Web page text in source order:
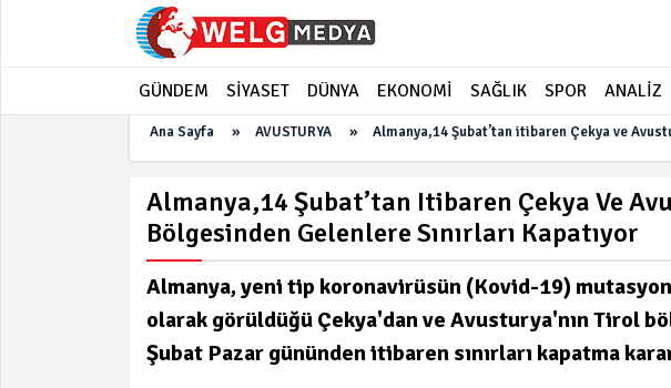
GÜNDEM SİYASET DÜNYA EKONOMİ SAĞLIK SPOR ANALİZ
Ana Sayfa » AVUSTURYA » Almanya,14 Şubat’tan itibaren Çekya ve
Almanya,14 Şubat’tan Itibaren Çekya Ve
Bölgesinden Gelenlere Sınırları Kapatıyor
Almanya, yeni tip koronavirüsün (Kovid-19)
olarak görüldüğü Çekya'dan ve Avusturya'nın Tirol
Şubat Pazar gününden itibaren sınırları kapatma